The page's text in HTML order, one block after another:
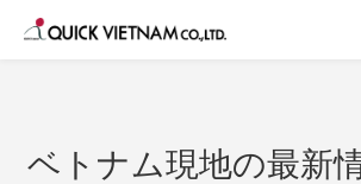
ベトナム現地の最新